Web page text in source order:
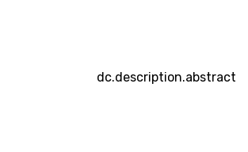
dc.description.abstract